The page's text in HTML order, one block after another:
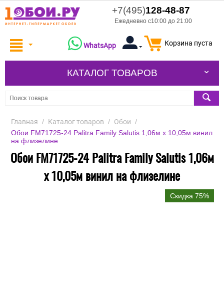
+7(495)128-48-87
Ежедневно с10:00 до 21:00
Корзина пуста
WhatsApp
КАТАЛОГ ТОВАРОВ
Главная / Каталог товаров / Обои /
Обои FM71725-24 Palitra Family Salutis 1,06м х 10,05м винил
на флизелине
Обои FM71725-24 Palitra Family Salutis 1,06м
х 10,05м винил на флизелине
Скидка 75%